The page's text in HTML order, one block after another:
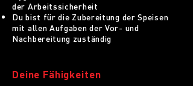
der Arbeitssicherheit
Du bist für die Zubereitung der Speisen
mit allen Aufgaben der Vor- und
Nachbereitung zuständig
Deine Fähigkeiten